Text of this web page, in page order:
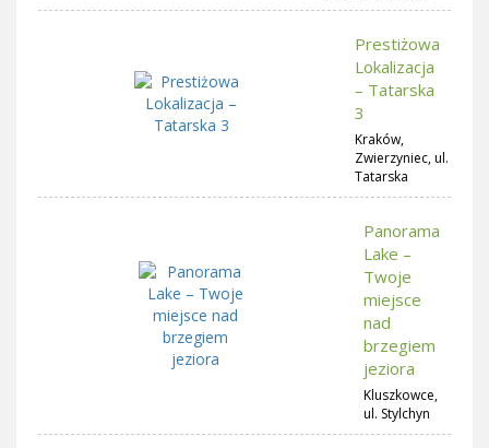
Prestiżowa
Lokalizacja
– Tatarska
3
Kraków,
Zwierzyniec, ul.
Tatarska
Panorama
Lake –
Twoje
miejsce
nad
brzegiem
jeziora
Kluszkowce,
ul. Stylchyn